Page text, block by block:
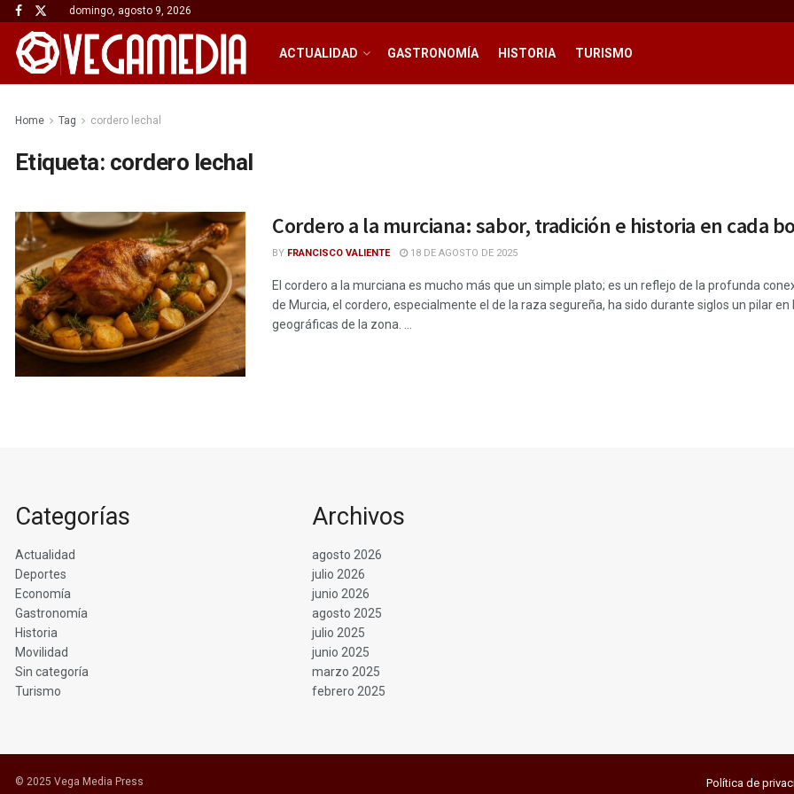
domingo, agosto 9, 2026
ACTUALIDAD GASTRONOMÍA HISTORIA TURISMO
Home Tag cordero lechal
Etiqueta: cordero lechal
Cordero a la murciana: sabor, tradición e historia en cada
BY FRANCISCO VALIENTE 18 DE AGOSTO DE 2025
El cordero a la murciana es mucho más que un simple plato; es un reflejo de la profunda
de Murcia, el cordero, especialmente el de la raza segureña, ha sido durante siglos un pilar
geográficas de la zona. ...
Categorías
Actualidad
Deportes
Economía
Gastronomía
Historia
Movilidad
Sin categoría
Turismo
Archivos
agosto 2026
julio 2026
junio 2026
agosto 2025
julio 2025
junio 2025
marzo 2025
febrero 2025
Política de
© 2025 Vega Media Press